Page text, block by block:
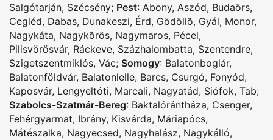
Salgótarján, Szécsény; Pest: Abony, Aszód, Budaörs,
Cegléd, Dabas, Dunakeszi, Érd, Gödöllõ, Gyál, Monor,
Nagykáta, Nagykõrös, Nagymaros, Pécel,
Pilisvörösvár, Ráckeve, Százhalombatta, Szentendre,
Szigetszentmiklós, Vác; Somogy: Balatonboglár,
Balatonföldvár, Balatonlelle, Barcs, Csurgó, Fonyód,
Kaposvár, Lengyeltóti, Marcali, Nagyatád, Siófok, Tab;
Szabolcs-Szatmár-Bereg: Baktalórántháza, Csenger,
Fehérgyarmat, Ibrány, Kisvárda, Máriapócs,
Mátészalka, Nagyecsed, Nagyhalász, Nagykálló,